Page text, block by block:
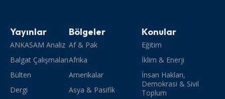
Yayınlar
ANKASAM Analiz
Balgat Çalışmaları
Bülten
Dergi
Bölgeler
Af & Pak
Afrika
Amerikalar
Asya & Pasifik
Konular
Eğitim
İklim & Enerji
İnsan Hakları,
Demokrasi & Sivil
Toplum